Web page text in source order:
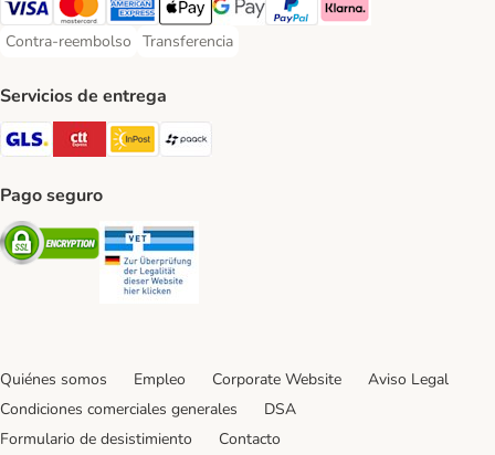
Visa Payment Method
Mastercard Payment Method
American Express Payment Method
Apple Pay Payment Method
Google Pay Payment Method
PayPal Payment Method
Klarna Payment Method
Contra-reembolso
Contra-reembolso Payment Method
Transferencia
Transferencia Payment Method
Servicios de entrega
GLS Shipping Method
CTTExpress Shipping Method
InPost Shipping Method
paack Shipping Method
Pago seguro
Security
Quiénes somos Empleo Corporate Website
Aviso Legal
Condiciones comerciales generales
DSA
Formulario de desistimiento
Contacto